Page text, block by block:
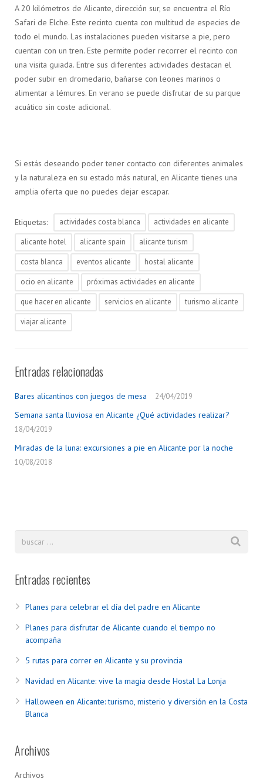
A 20 kilómetros de Alicante, dirección sur, se encuentra el Río
Safari de Elche. Este recinto cuenta con multitud de especies de
todo el mundo. Las instalaciones pueden visitarse a pie, pero
cuentan con un tren. Este permite poder recorrer el recinto con
una visita guiada. Entre sus diferentes actividades destacan el
poder subir en dromedario, bañarse con leones marinos o
alimentar a lémures. En verano se puede disfrutar de su parque
acuático sin coste adicional.
Si estás deseando poder tener contacto con diferentes animales
y la naturaleza en su estado más natural, en Alicante tienes una
amplia oferta que no puedes dejar escapar.
Etiquetas: actividades costa blanca
actividades en alicante
alicante hotel
alicante spain
alicante turism
costa blanca
eventos alicante
hostal alicante
ocio en alicante
próximas actividades en alicante
que hacer en alicante
servicios en alicante
turismo alicante
viajar alicante
Entradas relacionadas
Bares alicantinos con juegos de mesa 24/04/2019
Semana santa lluviosa en Alicante ¿Qué actividades realizar?
18/04/2019
Miradas de la luna: excursiones a pie en Alicante por la noche
10/08/2018
Entradas recientes
Planes para celebrar el día del padre en Alicante
Planes para disfrutar de Alicante cuando el tiempo no
acompaña
5 rutas para correr en Alicante y su provincia
Navidad en Alicante: vive la magia desde Hostal La Lonja
Halloween en Alicante: turismo, misterio y diversión en la Costa
Blanca
Archivos
Archivos